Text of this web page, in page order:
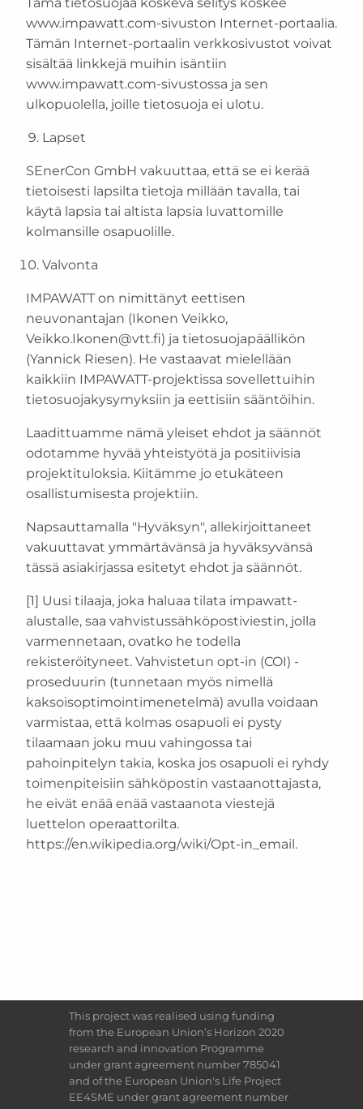
www.impawatt.com-sivuston Internet-portaalia.
Tämän Internet-portaalin verkkosivustot voivat
sisältää linkkejä muihin isäntiin
www.impawatt.com-sivustossa ja sen
ulkopuolella, joille tietosuoja ei ulotu.
Lapset
SEnerCon GmbH vakuuttaa, että se ei kerää
tietoisesti lapsilta tietoja millään tavalla, tai
käytä lapsia tai altista lapsia luvattomille
kolmansille osapuolille.
Valvonta
IMPAWATT on nimittänyt eettisen
neuvonantajan (Ikonen Veikko,
Veikko.Ikonen@vtt.fi) ja tietosuojapäällikön
(Yannick Riesen). He vastaavat mielellään
kaikkiin IMPAWATT-projektissa sovellettuihin
tietosuojakysymyksiin ja eettisiin sääntöihin.
Laadittuamme nämä yleiset ehdot ja säännöt
odotamme hyvää yhteistyötä ja positiivisia
projektituloksia. Kiitämme jo etukäteen
osallistumisesta projektiin.
Napsauttamalla "Hyväksyn", allekirjoittaneet
vakuuttavat ymmärtävänsä ja hyväksyvänsä
tässä asiakirjassa esitetyt ehdot ja säännöt.
[1] Uusi tilaaja, joka haluaa tilata impawatt-
alustalle, saa vahvistussähköpostiviestin, jolla
varmennetaan, ovatko he todella
rekisteröityneet. Vahvistetun opt-in (COI) -
proseduurin (tunnetaan myös nimellä
kaksoisoptimointimenetelmä) avulla voidaan
varmistaa, että kolmas osapuoli ei pysty
tilaamaan joku muu vahingossa tai
pahoinpitelyn takia, koska jos osapuoli ei ryhdy
toimenpiteisiin sähköpostin vastaanottajasta,
he eivät enää enää vastaanota viestejä
luettelon operaattorilta.
https://en.wikipedia.org/wiki/Opt-in_email.
This project was realised using funding
from the European Union’s Horizon 2020
research and innovation Programme
under grant agreement number 785041
and of the European Union's Life Project
EE4SME under grant agreement number